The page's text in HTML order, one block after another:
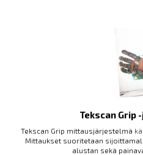
Tekscan Grip
Tekscan Grip mittausjärjestelmä
Mittaukset suoritetaan
alustan sekä